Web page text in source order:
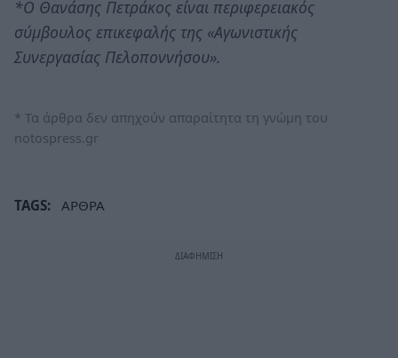
*Ο Θανάσης Πετράκος είναι περιφερειακός
σύμβουλος επικεφαλής της «Αγωνιστικής
Συνεργασίας Πελοποννήσου».
* Τα άρθρα δεν απηχούν απαραίτητα τη γνώμη του
notospress.gr
TAGS: ΑΡΘΡΑ